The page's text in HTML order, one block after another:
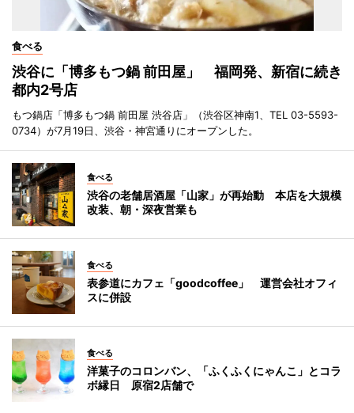
食べる
渋谷に「博多もつ鍋 前田屋」 福岡発、新宿に続き
都内2号店
もつ鍋店「博多もつ鍋 前田屋 渋谷店」（渋谷区神南1、TEL 03-5593-
0734）が7月19日、渋谷・神宮通りにオープンした。
食べる
渋谷の老舗居酒屋「山家」が再始動 本店を大規模
改装、朝・深夜営業も
食べる
表参道にカフェ「goodcoffee」 運営会社オフィ
スに併設
食べる
洋菓子のコロンバン、「ふくふくにゃんこ」とコラ
ボ縁日 原宿2店舗で